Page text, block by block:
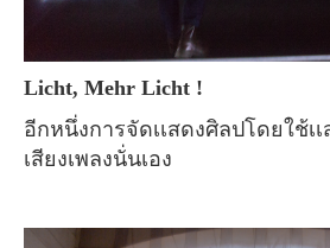
Licht, Mehr Licht !
อีกหนึ่งการจัดเเสดงศิลปโดยใช้เเสงไฟ ที่เกิดจาก
เสียงเพลงนั่นเอง